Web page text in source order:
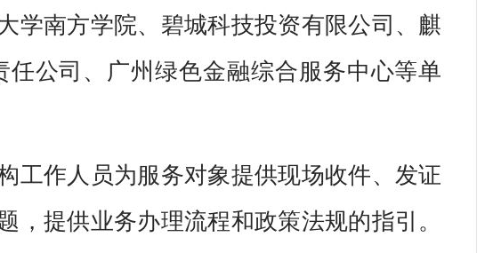
学南方学院、碧城科技投资有限公司、麒
公司、广州绿色金融综合服务中心等单
工作人员为服务对象提供现场收件、发证
提供业务办理流程和政策法规的指引。